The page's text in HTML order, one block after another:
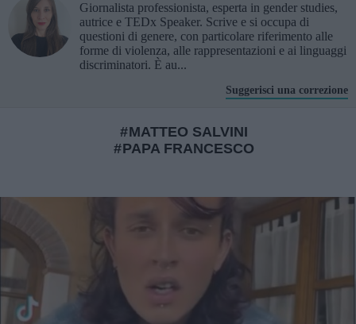
Giornalista professionista, esperta in gender studies,
autrice e TEDx Speaker. Scrive e si occupa di
questioni di genere, con particolare riferimento alle
forme di violenza, alle rappresentazioni e ai linguaggi
discriminatori. È au...
Suggerisci una correzione
MATTEO SALVINI
PAPA FRANCESCO